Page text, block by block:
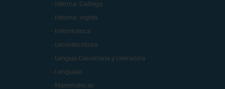
- Idioma: Gallego
- Idioma: Inglés
- Informática
- Lectoescritura
- Lengua Castellana y Literatura
- Lenguaje
- Matemáticas